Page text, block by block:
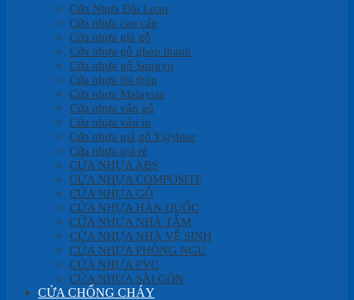
Cửa Nhựa Đài Loan
Cửa nhựa cao cấp
Cửa nhựa giả gỗ
Cửa nhựa gỗ ghép thanh
Cửa nhựa gỗ Sungyu
Cửa nhựa lõi thép
Cửa nhựa Malaysia
Cửa nhựa vân gỗ
Cửa nhựa vân in
Cửa nhựa giả gỗ Y@door
Cửa nhựa giá rẻ
CỬA NHỰA ABS
CỬA NHỰA COMPOSITE
CỬA NHỰA GỖ
CỬA NHỰA HÀN QUỐC
CỬA NHỰA NHÀ TẮM
CỬA NHỰA NHÀ VỆ SINH
CỬA NHỰA PHÒNG NGỦ
CỬA NHỰA PVC
CỬA NHỰA SÀI GÒN
CỬA CHỐNG CHÁY